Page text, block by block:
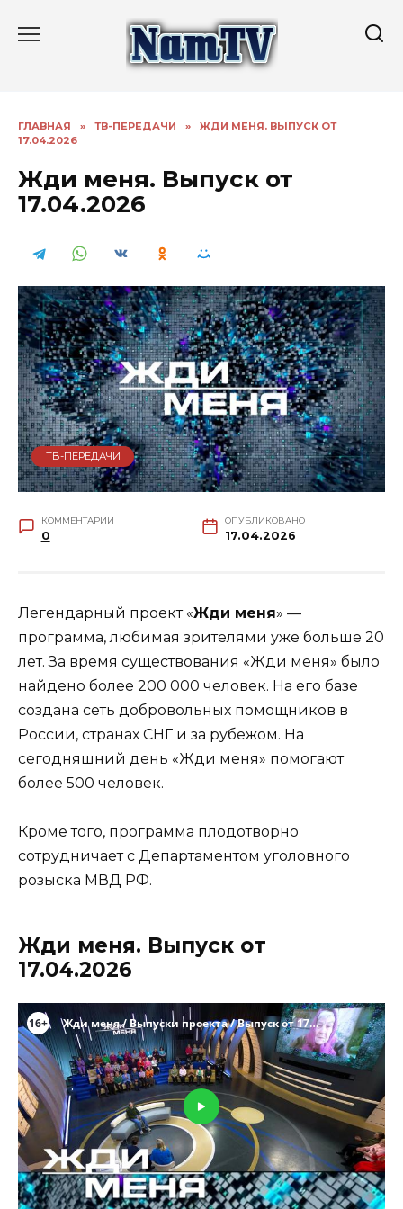
ГЛАВНАЯ » ТВ-ПЕРЕДАЧИ »
ЖДИ МЕНЯ. ВЫПУСК ОТ
17.04.2026
Жди меня. Выпуск от
17.04.2026
ТВ-ПЕРЕДАЧИ
КОММЕНТАРИИ
0
ОПУБЛИКОВАНО
17.04.2026
Легендарный проект «Жди меня» —
программа, любимая зрителями уже больше 20
лет. За время существования «Жди меня» было
найдено более 200 000 человек. На его базе
создана сеть добровольных помощников в
России, странах СНГ и за рубежом. На
сегодняшний день «Жди меня» помогают
более 500 человек.
Кроме того, программа плодотворно
сотрудничает с Департаментом уголовного
розыска МВД РФ.
Жди меня. Выпуск от
17.04.2026